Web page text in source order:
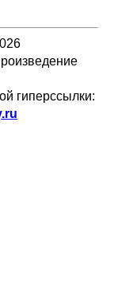
гиперссылки: